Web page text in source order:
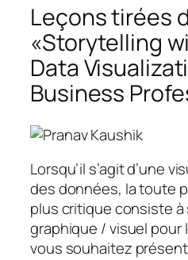
Leçons tirées
«Storytelling
Data
Business
Lorsqu’il s’agit d’une
des données, la toute
plus critique consiste
graphique / visuel pour
vous souhaitez